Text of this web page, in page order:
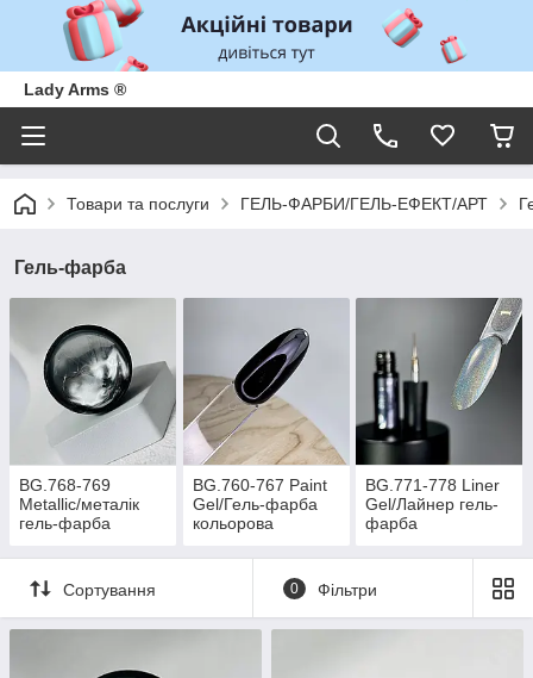
Lady Arms ®
Товари та послуги ГЕЛЬ-ФАРБИ/ГЕЛЬ-ЕФЕКТ/АРТ
Гель-фарба
BG.768-769
Metallic/металік
гель-фарба
BG.760-767 Paint
Gel/Гель-фарба
кольорова
BG.771-778 Liner
Gel/Лайнер гель-
фарба
Сортування 0 Фільтри